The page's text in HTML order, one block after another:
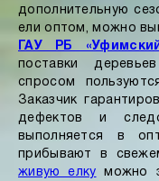
дополнительную
ели оптом, можно
ГАУ РБ
поставки
спросом
Заказчик
дефектов и
выполняется в
прибывают в
живую елку можно